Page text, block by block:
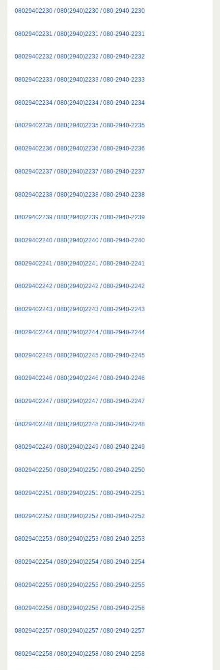
08029402230 / 080(2940)2230 / 080-2940-2230
08029402231 / 080(2940)2231 / 080-2940-2231
08029402232 / 080(2940)2232 / 080-2940-2232
08029402233 / 080(2940)2233 / 080-2940-2233
08029402234 / 080(2940)2234 / 080-2940-2234
08029402235 / 080(2940)2235 / 080-2940-2235
08029402236 / 080(2940)2236 / 080-2940-2236
08029402237 / 080(2940)2237 / 080-2940-2237
08029402238 / 080(2940)2238 / 080-2940-2238
08029402239 / 080(2940)2239 / 080-2940-2239
08029402240 / 080(2940)2240 / 080-2940-2240
08029402241 / 080(2940)2241 / 080-2940-2241
08029402242 / 080(2940)2242 / 080-2940-2242
08029402243 / 080(2940)2243 / 080-2940-2243
08029402244 / 080(2940)2244 / 080-2940-2244
08029402245 / 080(2940)2245 / 080-2940-2245
08029402246 / 080(2940)2246 / 080-2940-2246
08029402247 / 080(2940)2247 / 080-2940-2247
08029402248 / 080(2940)2248 / 080-2940-2248
08029402249 / 080(2940)2249 / 080-2940-2249
08029402250 / 080(2940)2250 / 080-2940-2250
08029402251 / 080(2940)2251 / 080-2940-2251
08029402252 / 080(2940)2252 / 080-2940-2252
08029402253 / 080(2940)2253 / 080-2940-2253
08029402254 / 080(2940)2254 / 080-2940-2254
08029402255 / 080(2940)2255 / 080-2940-2255
08029402256 / 080(2940)2256 / 080-2940-2256
08029402257 / 080(2940)2257 / 080-2940-2257
08029402258 / 080(2940)2258 / 080-2940-2258